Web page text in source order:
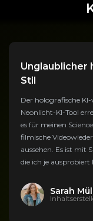
Unglaublicher
Stil
Der holografische
Neonlicht-KI-Tool
es für meinen
filmische
aussehen. Es ist mit
die ich je ausprobiert
Sarah